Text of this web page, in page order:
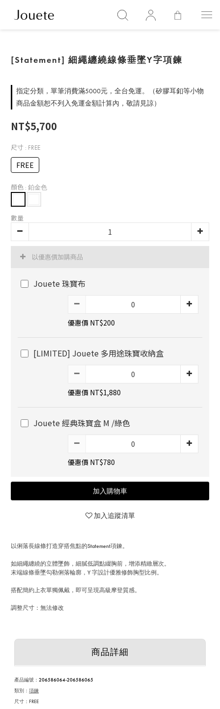
[Statement] 細繩纏繞線條垂墜Y字項鍊
指定分類，單筆消費滿5000元，全台免運。（矽膠耳釦等小物
商品金額恕不列入免運金額計算內，敬請見諒）
NT$5,700
尺寸 : FREE
FREE
顏色 : 鉑金色
數量
以優惠價加購商品
Jouete 珠寶布
優惠價 NT$200
[LIMITED] Jouete 多用途珠寶收納盒
優惠價 NT$1,880
Jouete 經典珠寶盒 M /綠色
優惠價 NT$780
加入購物車
加入追蹤清單
以俐落長線條打造穿搭焦點的Statement項鍊。
如細繩纏繞的立體墜飾，細膩低調點綴胸前，增添精緻層次。
末端線條垂墜勾勒俐落輪廓，Y 字設計優雅修飾胸型比例。
搭配簡約上衣單獨佩戴，即可呈現高級摩登質感。
調整尺寸：無法修改
商品詳細
產品編號 ： 206586064-206586065
類別： 項鍊
尺寸：FREE